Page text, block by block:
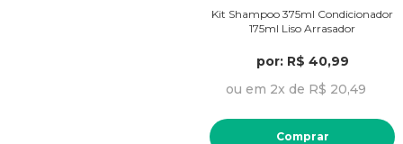
Kit Shampoo 375ml Condicionador
175ml Liso Arrasador
por: R$ 40,99
ou em 2x de R$ 20,49
Comprar